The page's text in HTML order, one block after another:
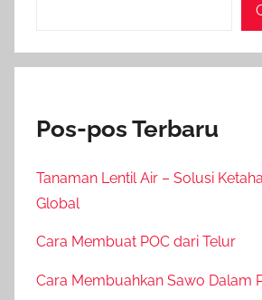
Pos-pos Terbaru
Tanaman Lentil Air – Solusi
Global
Cara Membuat POC dari Telur
Cara Membuahkan Sawo Dalam